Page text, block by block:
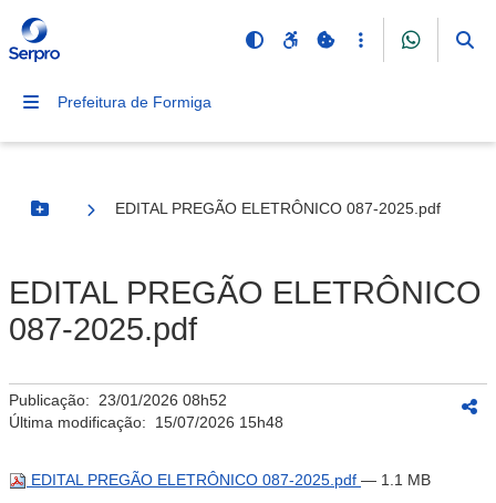
Prefeitura de Formiga
Botão Menu
EDITAL PREGÃO ELETRÔNICO 087-2025.pdf
EDITAL PREGÃO ELETRÔNICO
087-2025.pdf
Publicação: 23/01/2026 08h52
Última modificação: 15/07/2026 15h48
EDITAL PREGÃO ELETRÔNICO 087-2025.pdf — 1.1 MB